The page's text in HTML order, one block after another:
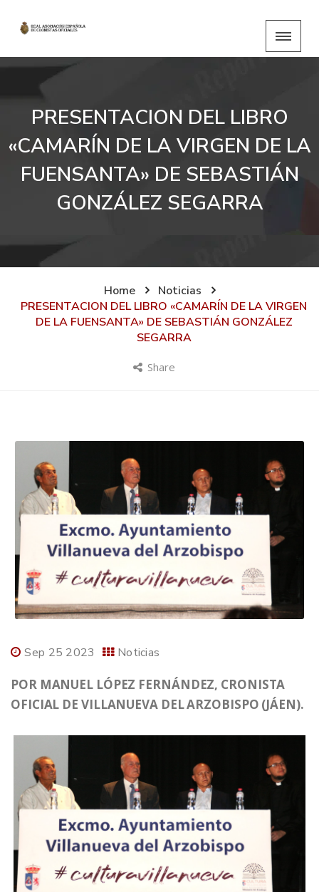
PRESENTACION DEL LIBRO
«CAMARÍN DE LA VIRGEN DE LA
FUENSANTA» DE SEBASTIÁN
GONZÁLEZ SEGARRA
Home
Noticias
PRESENTACION DEL LIBRO «CAMARÍN DE LA VIRGEN
DE LA FUENSANTA» DE SEBASTIÁN GONZÁLEZ
SEGARRA
Share
Sep 25 2023 Noticias
POR MANUEL LÓPEZ FERNÁNDEZ, CRONISTA
OFICIAL DE VILLANUEVA DEL ARZOBISPO (JÁEN).